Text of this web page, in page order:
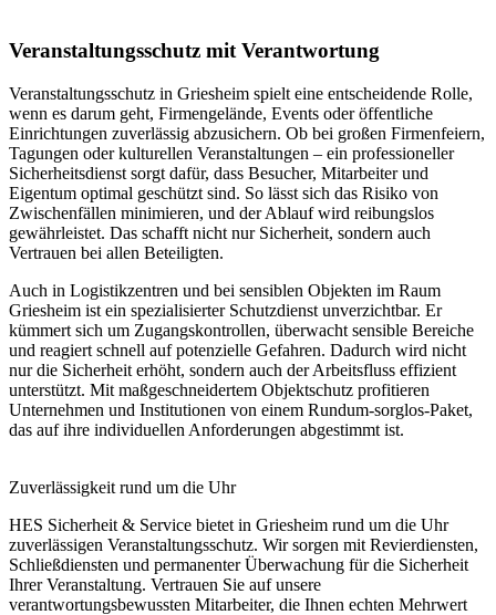
Veranstaltungsschutz mit Verantwortung
Veranstaltungsschutz in Griesheim spielt eine entscheidende Rolle,
wenn es darum geht, Firmengelände, Events oder öffentliche
Einrichtungen zuverlässig abzusichern. Ob bei großen Firmenfeiern,
Tagungen oder kulturellen Veranstaltungen – ein professioneller
Sicherheitsdienst sorgt dafür, dass Besucher, Mitarbeiter und
Eigentum optimal geschützt sind. So lässt sich das Risiko von
Zwischenfällen minimieren, und der Ablauf wird reibungslos
gewährleistet. Das schafft nicht nur Sicherheit, sondern auch
Vertrauen bei allen Beteiligten.
Auch in Logistikzentren und bei sensiblen Objekten im Raum
Griesheim ist ein spezialisierter Schutzdienst unverzichtbar. Er
kümmert sich um Zugangskontrollen, überwacht sensible Bereiche
und reagiert schnell auf potenzielle Gefahren. Dadurch wird nicht
nur die Sicherheit erhöht, sondern auch der Arbeitsfluss effizient
unterstützt. Mit maßgeschneidertem Objektschutz profitieren
Unternehmen und Institutionen von einem Rundum-sorglos-Paket,
das auf ihre individuellen Anforderungen abgestimmt ist.
Zuverlässigkeit rund um die Uhr
HES Sicherheit & Service bietet in Griesheim rund um die Uhr
zuverlässigen Veranstaltungsschutz. Wir sorgen mit Revierdiensten,
Schließdiensten und permanenter Überwachung für die Sicherheit
Ihrer Veranstaltung. Vertrauen Sie auf unsere
verantwortungsbewussten Mitarbeiter, die Ihnen echten Mehrwert